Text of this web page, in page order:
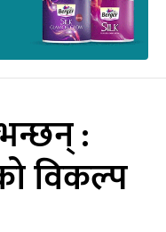
:
विकल्प